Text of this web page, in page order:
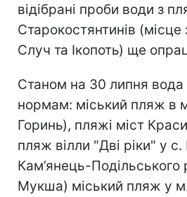
відібрані проби води з
Старокостянтинів (місце
Случ та Ікопоть) ще
Станом на 30 липня вода
нормам: міський пляж в
Горинь), пляжі міст
пляж вілли "Дві ріки" у
Кам’янець-Подільського
Мукша) міський пляж у